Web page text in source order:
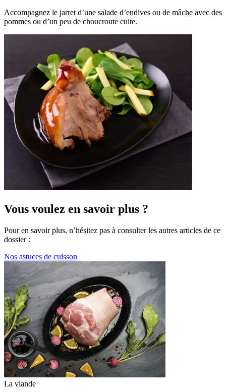
Accompagnez le jarret d’une salade d’endives ou de mâche avec des
pommes ou d’un peu de choucroute cuite.
Vous voulez en savoir plus ?
Pour en savoir plus, n’hésitez pas à consulter les autres articles de ce
dossier :
Nos astuces de cuisson
La viande